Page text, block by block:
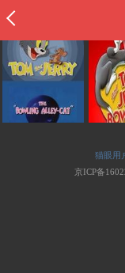
猫眼用
京ICP备